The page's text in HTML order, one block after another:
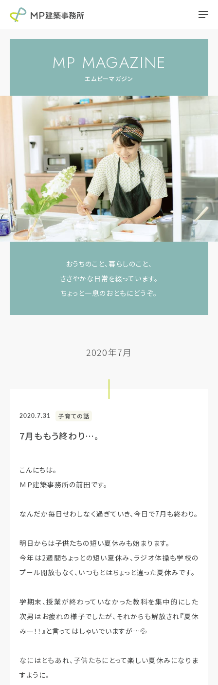
MP MAGAZINE
エムピーマガジン
おうちのこと、暮らしのこと、
ささやかな日常を綴っています。
ちょっと一息のおともにどうぞ。
2020年7月
2020.7.31 子育ての話
7月ももう終わり…。
こんにちは。
ＭＰ建築事務所の前田です。
なんだか毎日せわしなく過ぎていき、今日で7月も終わり。
明日からは子供たちの短い夏休みも始まります。
今年は2週間ちょっとの短い夏休み、ラジオ体操も学校の
プール開放もなく、いつもとはちょっと違った夏休みです。
学期末、授業が終わっていなかった教科を集中的にした
次男はお疲れの様子でしたが、それからも解放され『夏休
みー！！』と言ってはしゃいでいますが…💦
なにはともあれ、子供たちにとって楽しい夏休みになりま
すように。